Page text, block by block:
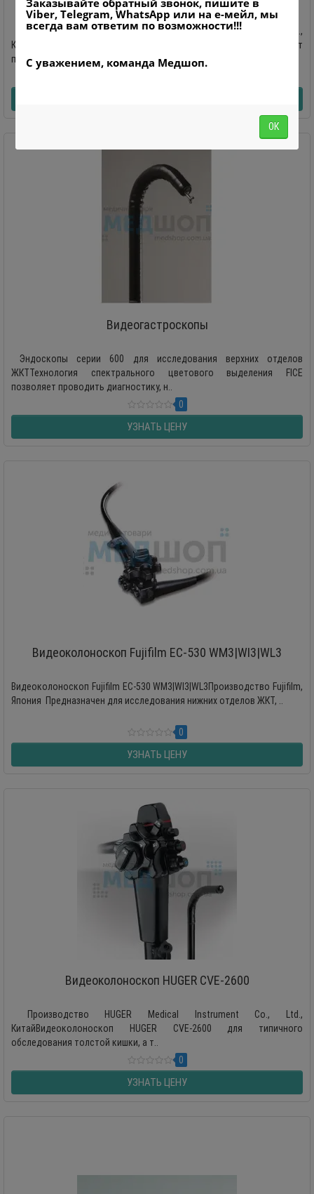
Производство HUGER Medical Instrument Co., Ltd.,
КитайВидеогастроскоп HUGER серии GVE-2100 обеспечивает
получение ч..
Видеогастроскопы
Эндоскопы серии 600 для исследования верхних отделов
ЖКТТехнология спектрального цветового выделения FICE
позволяет проводить диагностику, н..
0
УЗНАТЬ ЦЕНУ
Видеоколоноскоп Fujifilm EC-530 WM3|WI3|WL3
Видеоколоноскоп Fujifilm EC-530 WM3|WI3|WL3Производство Fujifilm,
Япония Предназначен для исследования нижних отделов ЖКТ, ..
0
УЗНАТЬ ЦЕНУ
Видеоколоноскоп HUGER CVE-2600
Производство HUGER Medical Instrument Co., Ltd.,
КитайВидеоколоноскоп HUGER CVE-2600 для типичного
обследования толстой кишки, а т..
0
УЗНАТЬ ЦЕНУ
Viber, Telegram, WhatsApp или на е-мейл, мы
всегда вам ответим по возможности!!!
С уважением, команда Медшоп.
ОК